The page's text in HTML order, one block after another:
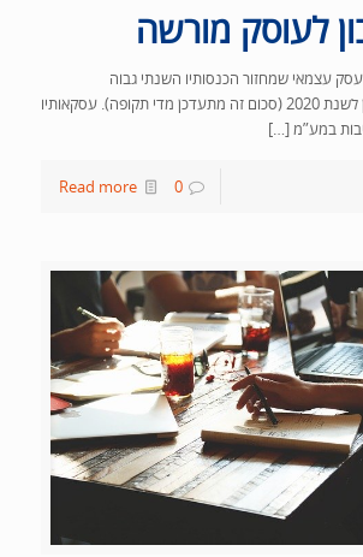
לעוסק מורשה
עצמאי שמחזור הכנסותיו השנתי גבוה
מ-100,491 שקלים נכון לשנת 2020 (סכום זה מתעדכן מדי תקופה). עסקאותיו
במע”מ […]
0
Read more